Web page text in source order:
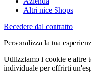
Altri nice Shops
Recedere dal contratto
Personalizza la tua
Utilizziamo i cookie e altre
individuale per offrirti